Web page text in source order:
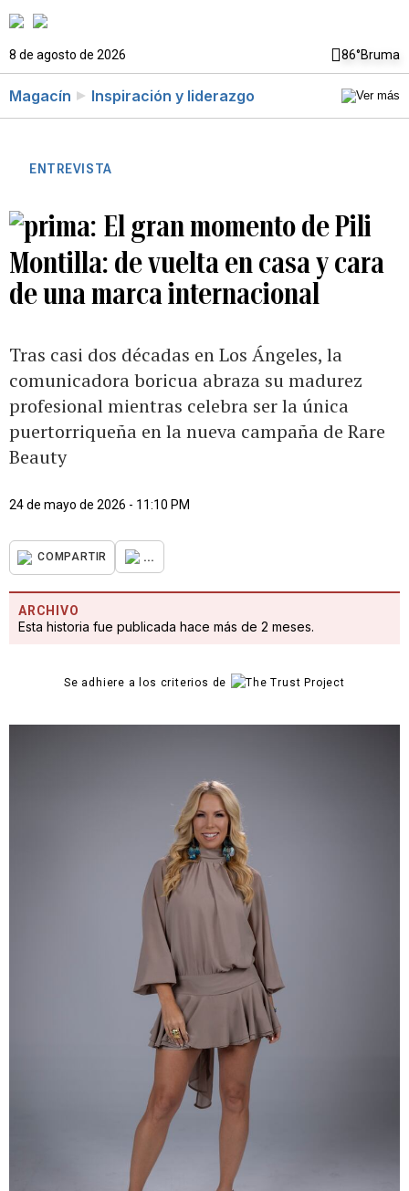
8 de agosto de 2026 86°Bruma
Magacín Inspiración y liderazgo
ENTREVISTA
El gran momento de Pili
Montilla: de vuelta en casa y cara
de una marca internacional
Tras casi dos décadas en Los Ángeles, la
comunicadora boricua abraza su madurez
profesional mientras celebra ser la única
puertorriqueña en la nueva campaña de Rare
Beauty
24 de mayo de 2026 - 11:10 PM
COMPARTIR ...
ARCHIVO
Esta historia fue publicada hace más de 2 meses.
Se adhiere a los criterios de